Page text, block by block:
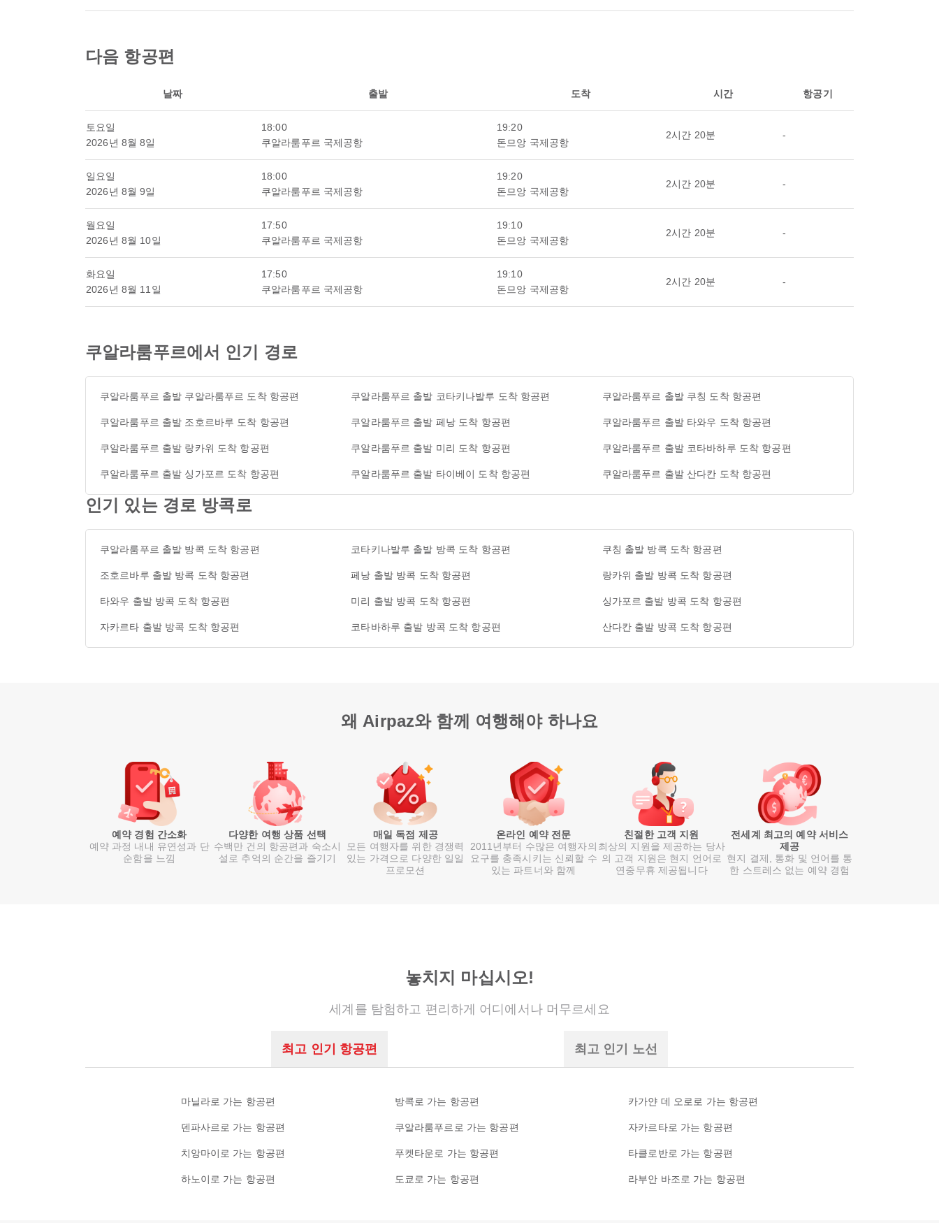
다음 항공편
날짜 출발 도착 시간 항공기
토요일
2026년 8월 8일
18:00
쿠알라룸푸르 국제공항
19:20
돈므앙 국제공항
2시간 20분 -
일요일
2026년 8월 9일
18:00
쿠알라룸푸르 국제공항
19:20
돈므앙 국제공항
2시간 20분 -
월요일
2026년 8월 10일
17:50
쿠알라룸푸르 국제공항
19:10
돈므앙 국제공항
2시간 20분 -
화요일
2026년 8월 11일
17:50
쿠알라룸푸르 국제공항
19:10
돈므앙 국제공항
2시간 20분 -
쿠알라룸푸르에서 인기 경로
쿠알라룸푸르 출발 쿠알라룸푸르 도착 항공편 쿠알라룸푸르 출발 코타키나발루 도착 항공편 쿠알라룸푸르 출발 쿠칭 도착 항공편
쿠알라룸푸르 출발 조호르바루 도착 항공편 쿠알라룸푸르 출발 페낭 도착 항공편 쿠알라룸푸르 출발 타와우 도착 항공편
쿠알라룸푸르 출발 랑카위 도착 항공편 쿠알라룸푸르 출발 미리 도착 항공편 쿠알라룸푸르 출발 코타바하루 도착 항공편
쿠알라룸푸르 출발 싱가포르 도착 항공편 쿠알라룸푸르 출발 타이베이 도착 항공편 쿠알라룸푸르 출발 산다칸 도착 항공편
인기 있는 경로 방콕로
쿠알라룸푸르 출발 방콕 도착 항공편 코타키나발루 출발 방콕 도착 항공편 쿠칭 출발 방콕 도착 항공편
조호르바루 출발 방콕 도착 항공편 페낭 출발 방콕 도착 항공편 랑카위 출발 방콕 도착 항공편
타와우 출발 방콕 도착 항공편 미리 출발 방콕 도착 항공편 싱가포르 출발 방콕 도착 항공편
자카르타 출발 방콕 도착 항공편 코타바하루 출발 방콕 도착 항공편 산다칸 출발 방콕 도착 항공편
왜 Airpaz와 함께 여행해야 하나요
예약 경험 간소화
예약 과정 내내 유연성과 단
순함을 느낌
다양한 여행 상품 선택
수백만 건의 항공편과 숙소시
설로 추억의 순간을 즐기기
매일 독점 제공
모든 여행자를 위한 경쟁력
있는 가격으로 다양한 일일
프로모션
온라인 예약 전문
2011년부터 수많은 여행자의
요구를 충족시키는 신뢰할 수
있는 파트너와 함께
친절한 고객 지원
최상의 지원을 제공하는 당사
의 고객 지원은 현지 언어로
연중무휴 제공됩니다
전세계 최고의 예약 서비스
제공
현지 결제, 통화 및 언어를 통
한 스트레스 없는 예약 경험
놓치지 마십시오!
세계를 탐험하고 편리하게 어디에서나 머무르세요
최고 인기 항공편 최고 인기 노선
마닐라로 가는 항공편 방콕로 가는 항공편 카가얀 데 오로로 가는 항공편
덴파사르로 가는 항공편 쿠알라룸푸르로 가는 항공편 자카르타로 가는 항공편
치앙마이로 가는 항공편 푸켓타운로 가는 항공편 타클로반로 가는 항공편
하노이로 가는 항공편 도쿄로 가는 항공편 라부안 바조로 가는 항공편